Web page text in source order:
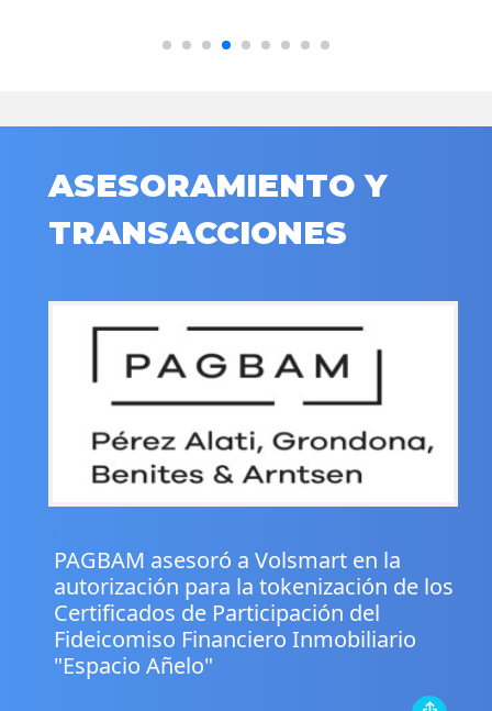
ASESORAMIENTO Y
TRANSACCIONES
PAGBAM asesoró a Volsmart en la
autorización para la tokenización de los
Certificados de Participación del
Fideicomiso Financiero Inmobiliario
"Espacio Añelo"